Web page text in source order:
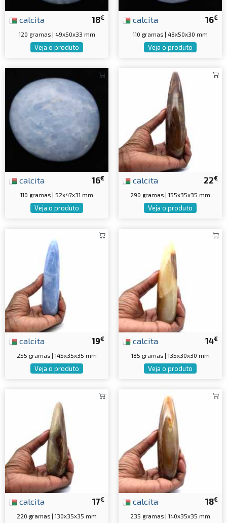
18€
calcita
120 gramas | 49x50x33 mm
Veja o produto
16€
calcita
110 gramas | 48x50x30 mm
Veja o produto
16€
calcita
110 gramas | 52x47x31 mm
Veja o produto
22€
calcita
290 gramas | 155x35x35 mm
Veja o produto
19€
calcita
255 gramas | 145x35x35 mm
Veja o produto
14€
calcita
185 gramas | 135x30x30 mm
Veja o produto
17€
calcita
220 gramas | 130x35x35 mm
18€
calcita
235 gramas | 140x35x35 mm